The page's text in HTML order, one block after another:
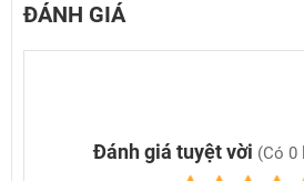
ĐÁNH GIÁ
Đánh giá tuyệt vời (Có 0